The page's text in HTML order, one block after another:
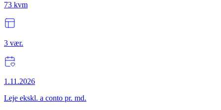
73 kvm
3 vær.
1.11.2026
Leje ekskl. a conto pr. md.